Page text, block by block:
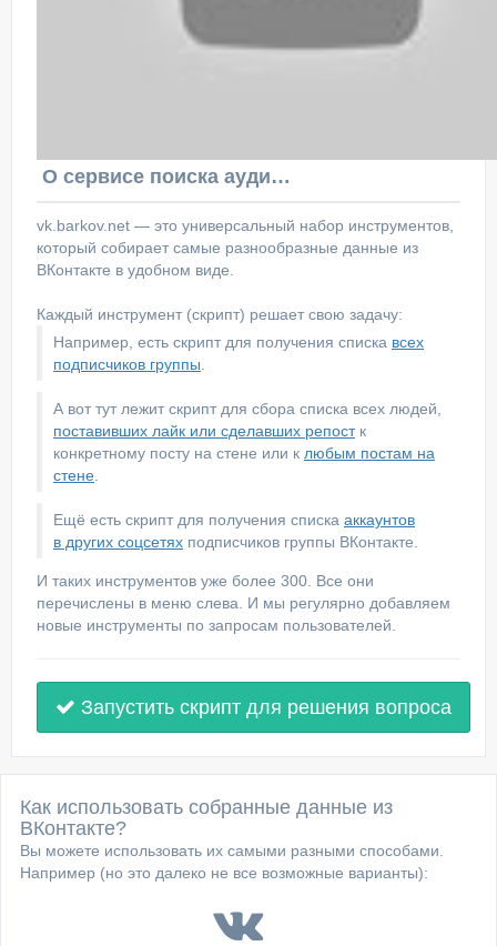
О сервисе поиска аудитории ВКонтакте
vk.barkov.net — это универсальный набор инструментов,
который собирает самые разнообразные данные из
ВКонтакте в удобном виде.
Каждый инструмент (скрипт) решает свою задачу:
Например, есть скрипт для получения списка всех
подписчиков группы
А вот тут лежит скрипт для сбора списка всех людей,
поставивших лайк или сделавших репостк
конкретному посту на стене или к любым постам на
стене
Ещё есть скрипт для получения списка аккаунтов
в других соцсетях подписчиков группы ВКонтакте.
И таких инструментов уже более 300. Все они
перечислены в меню слева. И мы регулярно добавляем
новые инструменты по запросам пользователей.
Запустить скрипт для решения вопроса
Как использовать собранные данные из
ВКонтакте?
Вы можете использовать их самыми разными способами.
Например (но это далеко не все возможные варианты):